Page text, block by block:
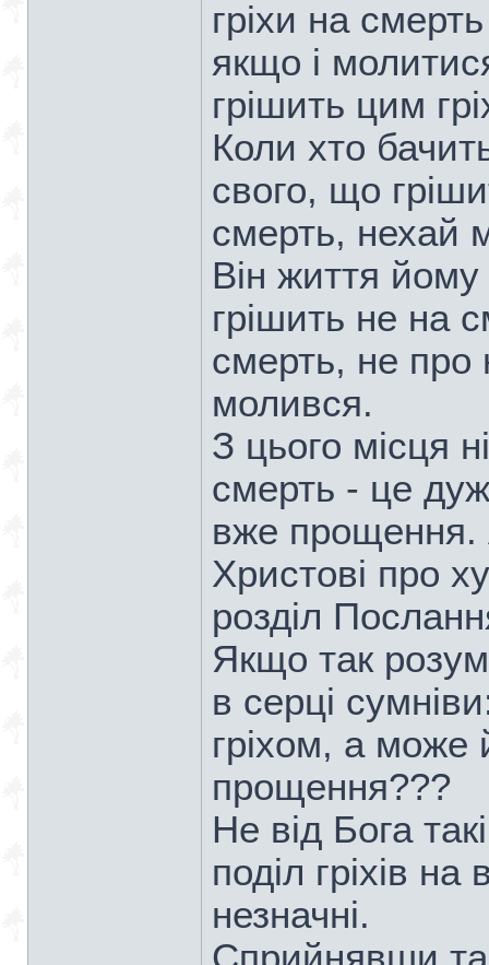
гріхи на
якщо і
грішить цим
Коли хто
свого, що
смерть, нехай
Він життя
грішить не на
смерть, не про
молився.
З цього місця
смерть - це
вже прощення.
Христові про
розділ
Якщо так
в серці
гріхом, а
прощення???
Не від Бога
поділ гріхів на
незначні.